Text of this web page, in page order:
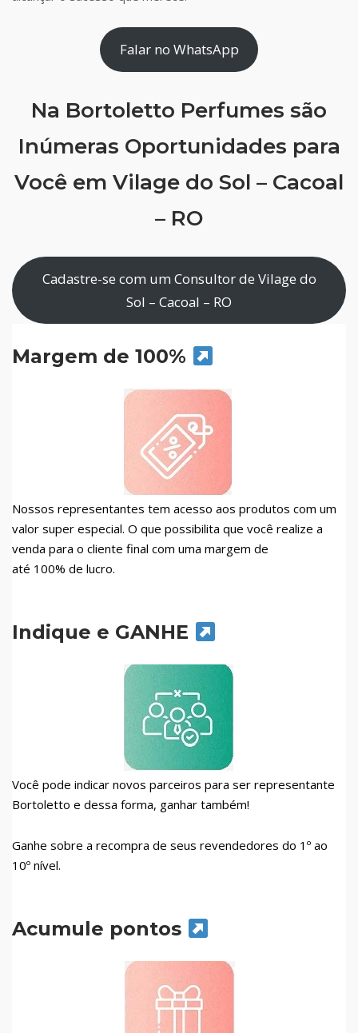
Falar no WhatsApp
Na Bortoletto Perfumes são
Inúmeras Oportunidades para
Você em Vilage do Sol – Cacoal
– RO
Cadastre-se com um Consultor de Vilage do
Sol – Cacoal – RO
Margem de 100%
Nossos representantes tem acesso aos produtos com um
valor super especial. O que possibilita que você realize a
venda para o cliente final com uma margem de
até 100% de lucro.
Indique e GANHE
Você pode indicar novos parceiros para ser representante
Bortoletto e dessa forma, ganhar também!
Ganhe sobre a recompra de seus revendedores do 1º ao
10º nível.
Acumule pontos